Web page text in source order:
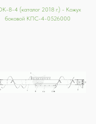
8-4 (каталог 2018 г.) - Кожух
боковой КПС-4-0526000